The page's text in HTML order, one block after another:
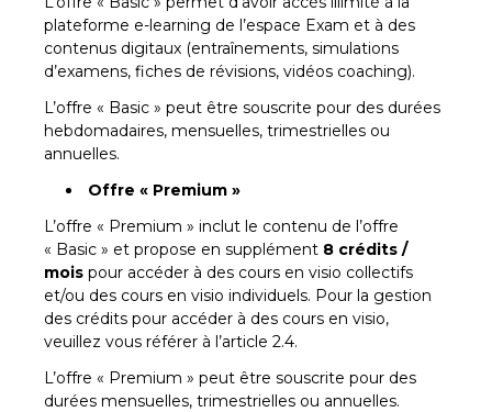
plateforme e-learning de l’espace Exam et à des
contenus digitaux (entraînements, simulations
d’examens, fiches de révisions, vidéos coaching).
L’offre « Basic » peut être souscrite pour des durées
hebdomadaires, mensuelles, trimestrielles ou
annuelles.
Offre « Premium »
L’offre « Premium » inclut le contenu de l’offre
« Basic » et propose en supplément 8 crédits /
mois pour accéder à des cours en visio collectifs
et/ou des cours en visio individuels. Pour la gestion
des crédits pour accéder à des cours en visio,
veuillez vous référer à l’article 2.4.
L’offre « Premium » peut être souscrite pour des
durées mensuelles, trimestrielles ou annuelles.